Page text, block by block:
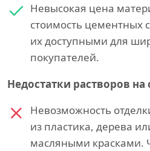
Невысокая цена
стоимость цементных
их доступными для
покупателей.
Недостатки растворов
Невозможность
из пластика, дерева
масляными красками.